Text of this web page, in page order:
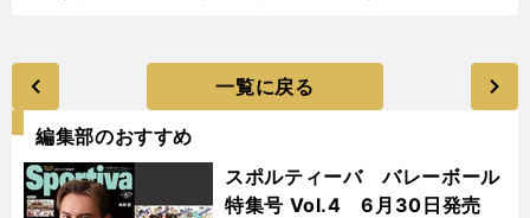
一覧に戻る
編集部のおすすめ
スポルティーバ バレーボール
特集号 Vol.4 6月30日発売